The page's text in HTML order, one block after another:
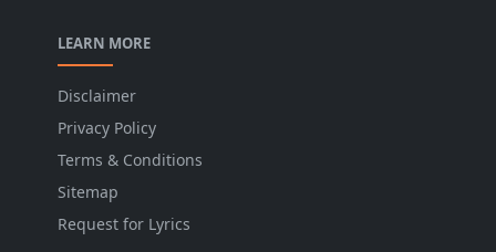
LEARN MORE
Disclaimer
Privacy Policy
Terms & Conditions
Sitemap
Request for Lyrics